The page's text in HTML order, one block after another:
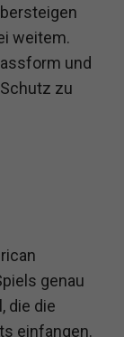
weitem.
und
zu
genau
die die
einfangen.